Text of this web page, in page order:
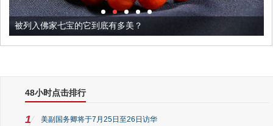
被列入佛家七宝的它到底有多美？
48小时点击排行
1 美副国务卿将于7月25日至26日访华